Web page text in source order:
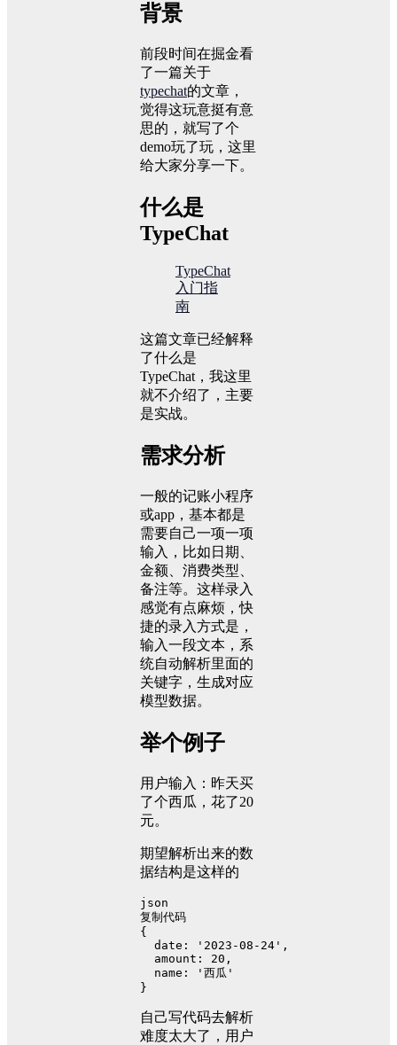
背景
前段时间在掘金看
了一篇关于
typechat的文章，
觉得这玩意挺有意
思的，就写了个
demo玩了玩，这里
给大家分享一下。
什么是
TypeChat
TypeChat
入门指
南
这篇文章已经解释
了什么是
TypeChat，我这里
就不介绍了，主要
是实战。
需求分析
一般的记账小程序
或app，基本都是
需要自己一项一项
输入，比如日期、
金额、消费类型、
备注等。这样录入
感觉有点麻烦，快
捷的录入方式是，
输入一段文本，系
统自动解析里面的
关键字，生成对应
模型数据。
举个例子
用户输入：昨天买
了个西瓜，花了20
元。
期望解析出来的数
据结构是这样的
json
复制代码
{
  date
: ' 2023 -08 -24 ' ,
  amount
: 20 ,
  name
:
'西瓜'
}
自己写代码去解析
难度太大了，用户